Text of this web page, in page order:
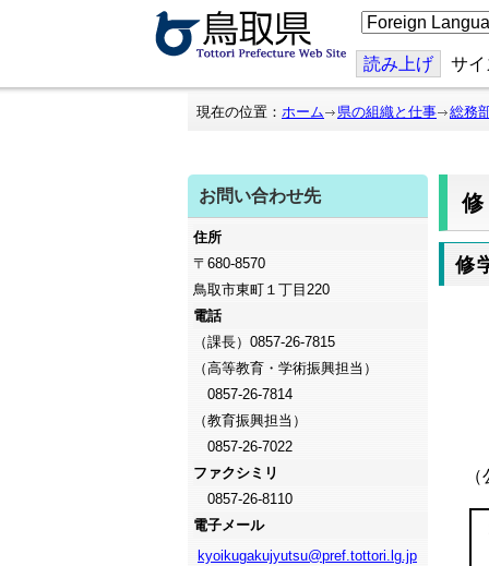
こ
の
ジ
を
翻
読み上げ サイ
現在の位置： ホーム 県の組織と仕事 総務
お問い合わせ先
住所
〒680-8570
鳥取市東町１丁目220
電話
（課長）0857-26-7815
（高等教育・学術振興担当）
0857-26-7814
（教育振興担当）
0857-26-7022
ファクシミリ
0857-26-8110
電子メール
kyoikugakujyutsu@pref.tottori.lg.jp
修